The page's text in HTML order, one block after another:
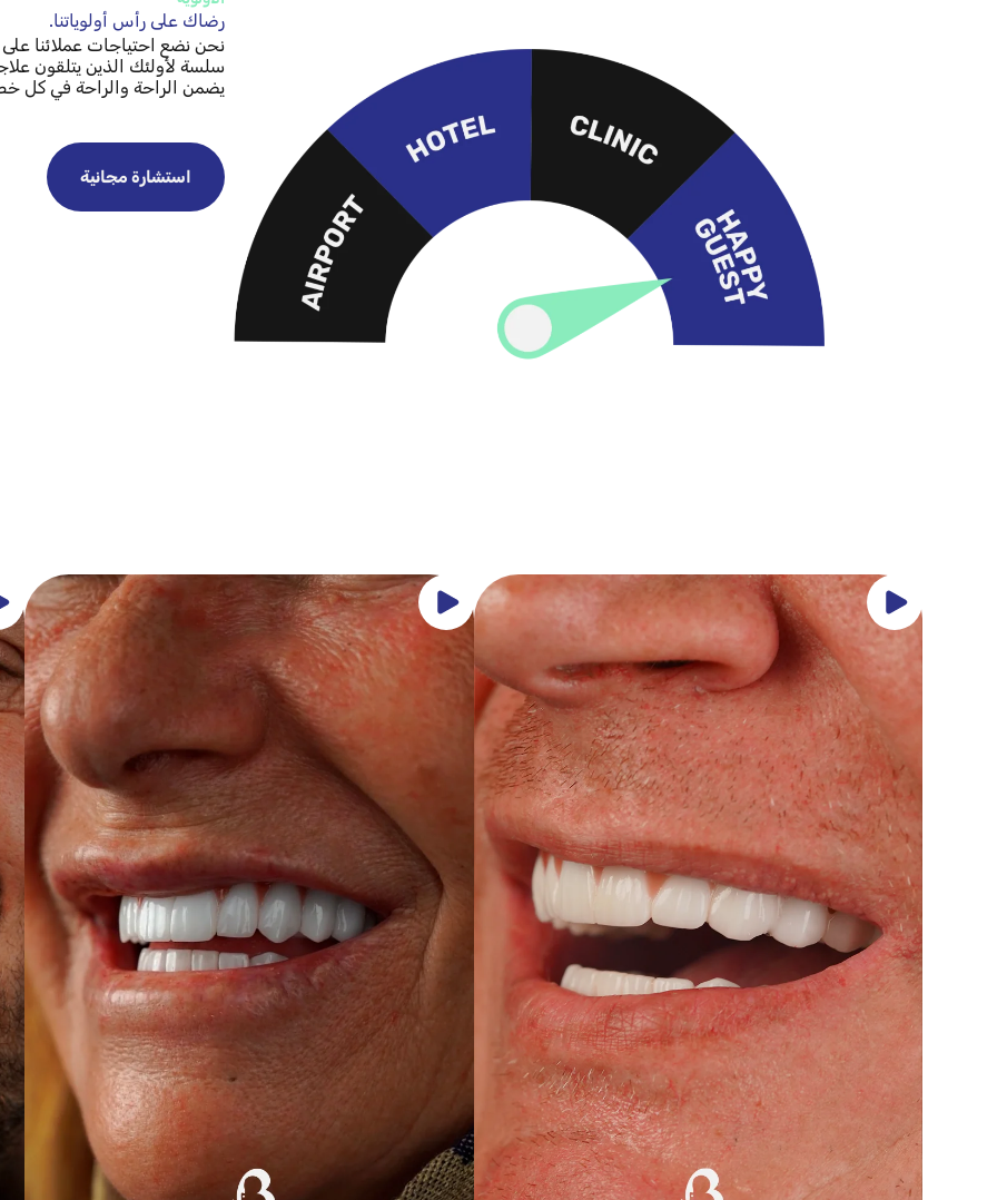
رضاك على رأس أولوياتنا.
نحن نضع احتياجات عملائنا
سلسة لأولئك الذين يتلقون
يضمن الراحة والراحة في كل
استشارة مجانية